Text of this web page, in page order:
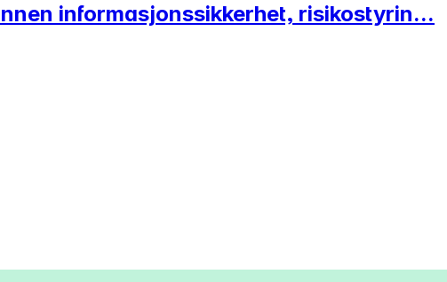
informasjonssikkerhet, risikostyrin...